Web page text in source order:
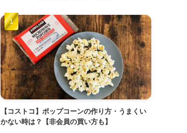
【コストコ】ポップコーンの作り方・うまくい
かない時は？【非会員の買い方も】